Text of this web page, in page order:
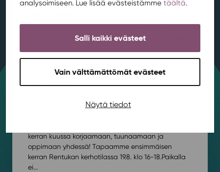
analysoimiseen. Lue lisää evästeistämme täältä.
Salli kaikki evästeet
Vain välttämättömät evästeet
Näytä tiedot
Korjauskylä aloittaa elokuussa
Rentukassa
kerran kuussa korjaamaan, tuunaamaan ja
oppimaan yhdessä! Tapaamme ensimmäisen
kerran Rentukan kerhotilassa 19.8. klo 16-18.⁠⁠Paikalla
ei...